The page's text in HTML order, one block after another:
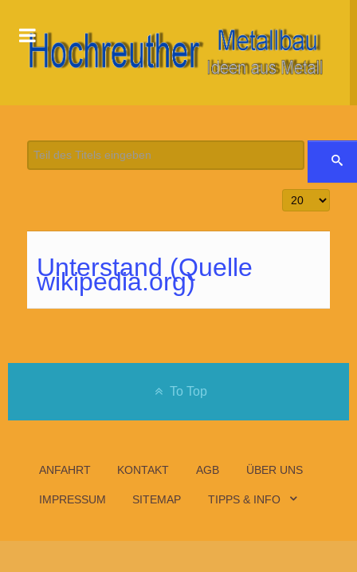
Teil des Titels eingeben
Anzeige #
Unterstand (Quelle
wikipedia.org)
To Top
ANFAHRT KONTAKT AGB ÜBER UNS
IMPRESSUM SITEMAP TIPPS & INFO